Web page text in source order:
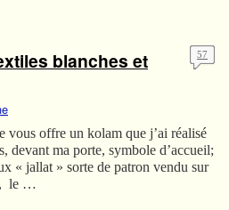
blanches et
57
vous offre un kolam que j’ai réalisé
devant ma porte, symbole d’accueil;
« jallat » sorte de patron vendu sur
le …